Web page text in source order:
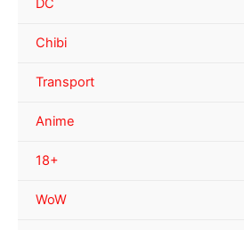
DC
Chibi
Transport
Anime
18+
WoW